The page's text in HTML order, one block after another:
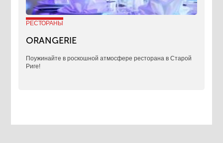
РЕСТОРАНЫ
ORANGERIE
Поужинайте в роскошной атмосфере ресторана в Старой
Риге!